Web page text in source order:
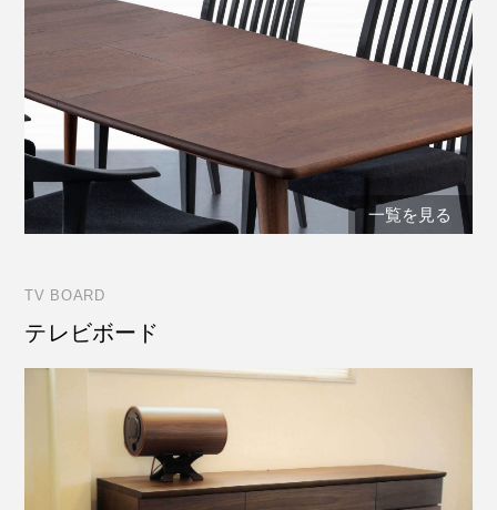
一覧を見る
TV BOARD
テレビボード